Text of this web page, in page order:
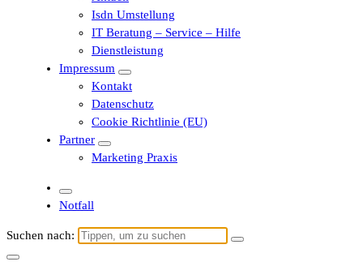
Isdn Umstellung
IT Beratung – Service – Hilfe
Dienstleistung
Impressum
Kontakt
Datenschutz
Cookie Richtlinie (EU)
Partner
Marketing Praxis
Notfall
Suchen nach: